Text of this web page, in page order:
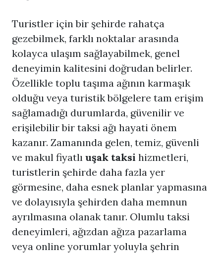
Turistler için bir şehirde rahatça
gezebilmek, farklı noktalar arasında
kolayca ulaşım sağlayabilmek, genel
deneyimin kalitesini doğrudan belirler.
Özellikle toplu taşıma ağının karmaşık
olduğu veya turistik bölgelere tam erişim
sağlamadığı durumlarda, güvenilir ve
erişilebilir bir taksi ağı hayati önem
kazanır. Zamanında gelen, temiz, güvenli
ve makul fiyatlı uşak taksi hizmetleri,
turistlerin şehirde daha fazla yer
görmesine, daha esnek planlar yapmasına
ve dolayısıyla şehirden daha memnun
ayrılmasına olanak tanır. Olumlu taksi
deneyimleri, ağızdan ağıza pazarlama
veya online yorumlar yoluyla şehrin